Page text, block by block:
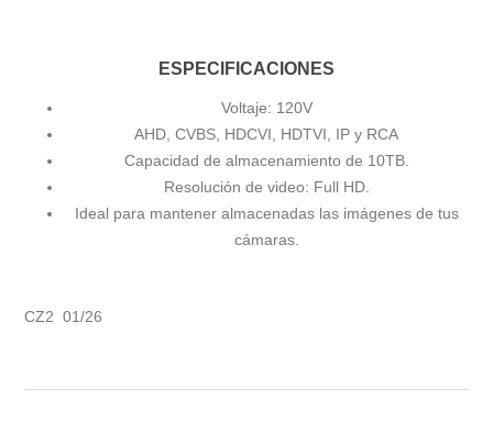
ESPECIFICACIONES
Voltaje: 120V
AHD, CVBS, HDCVI, HDTVI, IP y RCA
Capacidad de almacenamiento de 10TB.
Resolución de video: Full HD.
Ideal para mantener almacenadas las imágenes de tus
cámaras.
CZ2 01/26